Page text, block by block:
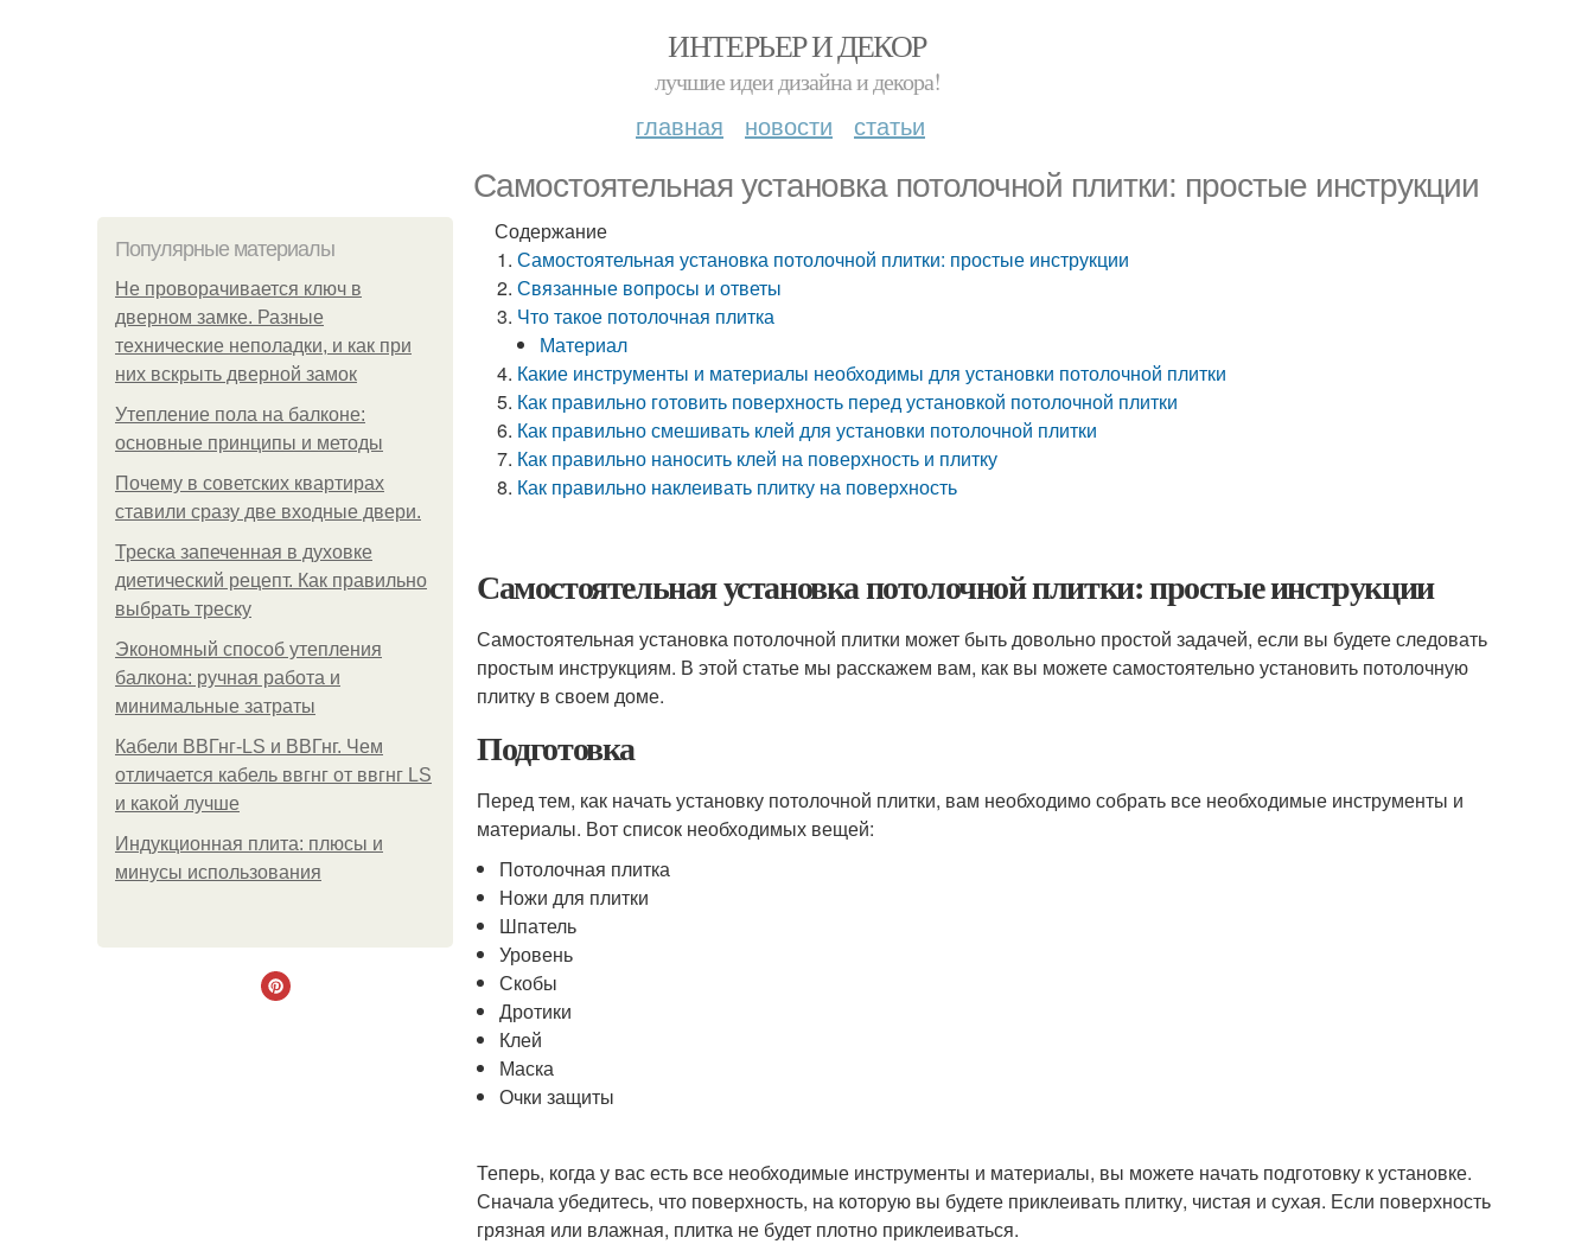
ИНТЕРЬЕР И ДЕКОР
лучшие идеи дизайна и декора!
главная новости статьи
Самостоятельная установка потолочной плитки: простые инструкции
Популярные материалы
Не проворачивается ключ в
дверном замке. Разные
технические неполадки, и как при
них вскрыть дверной замок
Утепление пола на балконе:
основные принципы и методы
Почему в советских квартирах
ставили сразу две входные двери.
Треска запеченная в духовке
диетический рецепт. Как правильно
выбрать треску
Экономный способ утепления
балкона: ручная работа и
минимальные затраты
Кабели ВВГнг-LS и ВВГнг. Чем
отличается кабель ввгнг от ввгнг LS
и какой лучше
Индукционная плита: плюсы и
минусы использования
Содержание
Самостоятельная установка потолочной плитки: простые инструкции
Связанные вопросы и ответы
Что такое потолочная плитка
Материал
Какие инструменты и материалы необходимы для установки потолочной плитки
Как правильно готовить поверхность перед установкой потолочной плитки
Как правильно смешивать клей для установки потолочной плитки
Как правильно наносить клей на поверхность и плитку
Как правильно наклеивать плитку на поверхность
Самостоятельная установка потолочной плитки: простые инструкции
Самостоятельная установка потолочной плитки может быть довольно простой задачей, если вы будете следовать
простым инструкциям. В этой статье мы расскажем вам, как вы можете самостоятельно установить потолочную
плитку в своем доме.
Подготовка
Перед тем, как начать установку потолочной плитки, вам необходимо собрать все необходимые инструменты и
материалы. Вот список необходимых вещей:
Потолочная плитка
Ножи для плитки
Шпатель
Уровень
Скобы
Дротики
Клей
Маска
Очки защиты
Теперь, когда у вас есть все необходимые инструменты и материалы, вы можете начать подготовку к установке.
Сначала убедитесь, что поверхность, на которую вы будете приклеивать плитку, чистая и сухая. Если поверхность
грязная или влажная, плитка не будет плотно приклеиваться.